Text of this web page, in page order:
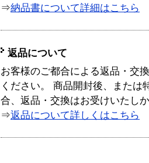
⇒納品書について詳細はこちら
返品について
お客様のご都合による返品・交
ください。 商品開封後、または
合、返品・交換はお受けいたし
⇒返品について詳しくはこちら